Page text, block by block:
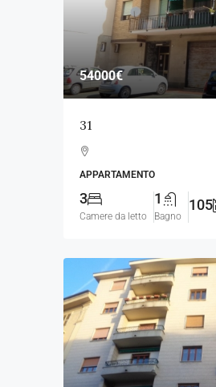
54000€
31
APPARTAMENTO
3
Camere da letto
1
Bagno
105